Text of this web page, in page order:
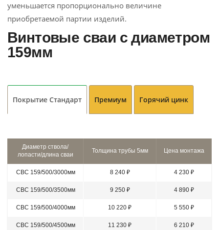
уменьшается пропорционально величине
приобретаемой партии изделий.
Винтовые сваи с диаметром
159мм
Покрытие Стандарт Премиум Горячий цинк
Диаметр ствола/
лопасти/длина сваи
Толщина трубы 5мм Цена монтажа
СВС 159/500/3000мм 8 240 ₽ 4 230 ₽
СВС 159/500/3500мм 9 250 ₽ 4 890 ₽
СВС 159/500/4000мм 10 220 ₽ 5 550 ₽
СВС 159/500/4500мм 11 230 ₽ 6 210 ₽